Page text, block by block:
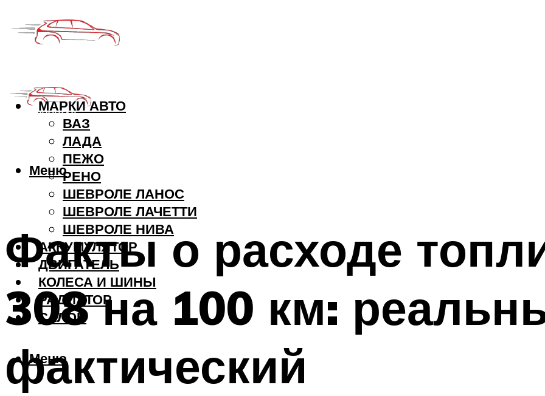
МАРКИ АВТО
ВАЗ
ЛАДА
ПЕЖО
РЕНО
ШЕВРОЛЕ ЛАНОС
ШЕВРОЛЕ ЛАЧЕТТИ
ШЕВРОЛЕ НИВА
АККУМУЛЯТОР
ДВИГАТЕЛЬ
КОЛЕСА И ШИНЫ
РАДИАТОР
САЛОН
Меню
Меню
Факты о расходе
308 на 100 км:
фактический